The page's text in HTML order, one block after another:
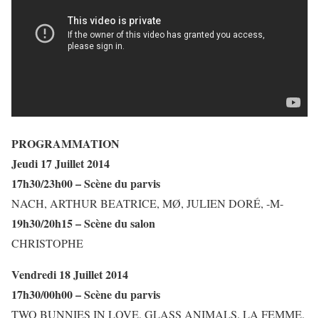
PROGRAMMATION
Jeudi 17 Juillet 2014
17h30/23h00 – Scène du parvis
NACH, ARTHUR BEATRICE, MØ, JULIEN DORÉ, -M-
19h30/20h15 – Scène du salon
CHRISTOPHE
Vendredi 18 Juillet 2014
17h30/00h00 – Scène du parvis
TWO BUNNIES IN LOVE, GLASS ANIMALS, LA FEMME,